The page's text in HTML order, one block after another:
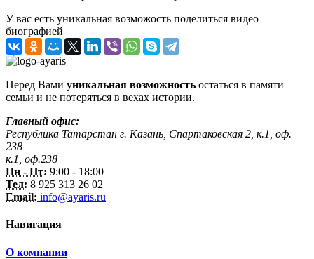
У вас есть уникальная возможость поделиться видео
биографией
Перед Вами уникальная возможность остаться в памяти
семьи и не потеряться в вехах истории.
Главный офис:
Республика Татарстан г. Казань, Спартаковская 2, к.1, оф.
238
к.1, оф.238
Пн - Пт: 9:00 - 18:00
Тел: 8 925 313 26 02
Email: info@ayaris.ru
Навигация
О компании